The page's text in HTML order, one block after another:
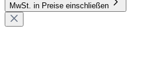
MwSt. in Preise einschließen